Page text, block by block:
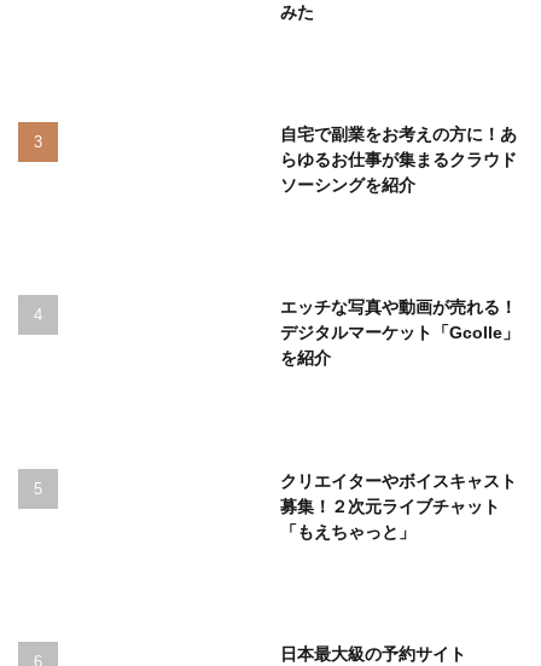
みた
自宅で副業をお考えの方に！あ
らゆるお仕事が集まるクラウド
ソーシングを紹介
エッチな写真や動画が売れる！
デジタルマーケット「Gcolle」
を紹介
クリエイターやボイスキャスト
募集！２次元ライブチャット
「もえちゃっと」
日本最大級の予約サイト